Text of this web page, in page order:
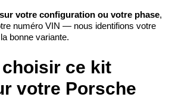
votre configuration ou votre phase,
numéro VIN — nous identifions votre
bonne variante.
ce kit
votre Porsche